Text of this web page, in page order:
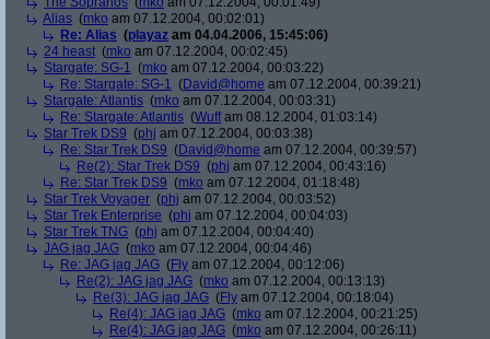
Alias (mko am 07.12.2004, 00:02:01)
Re: Alias (playaz am 04.04.2006, 15:45:06)
24 heast (mko am 07.12.2004, 00:02:45)
Stargate: SG-1 (mko am 07.12.2004, 00:03:22)
Re: Stargate: SG-1 (David@home am 07.12.2004, 00:39:21)
Stargate: Atlantis (mko am 07.12.2004, 00:03:31)
Re: Stargate: Atlantis (Wuffam 08.12.2004, 01:03:14)
Star Trek DS9 (phj am 07.12.2004, 00:03:38)
Re: Star Trek DS9 (David@home am 07.12.2004, 00:39:57)
Re(2): Star Trek DS9 (phj am 07.12.2004, 00:43:16)
Re: Star Trek DS9 (mko am 07.12.2004, 01:18:48)
Star Trek Voyager (phj am 07.12.2004, 00:03:52)
Star Trek Enterprise (phj am 07.12.2004, 00:04:03)
Star Trek TNG (phj am 07.12.2004, 00:04:40)
JAG jag JAG (mko am 07.12.2004, 00:04:46)
Re: JAG jag JAG (Fly am 07.12.2004, 00:12:06)
Re(2): JAG jag JAG (mko am 07.12.2004, 00:13:13)
Re(3): JAG jag JAG (Fly am 07.12.2004, 00:18:04)
Re(4): JAG jag JAG (mko am 07.12.2004, 00:21:25)
Re(4): JAG jag JAG (mko am 07.12.2004, 00:26:11)